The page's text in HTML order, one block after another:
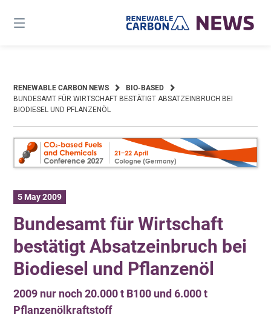
content
RENEWABLE CARBON NEWS
BIO-BASED
BUNDESAMT FÜR WIRTSCHAFT BESTÄTIGT ABSATZEINBRUCH BEI
BIODIESEL UND PFLANZENÖL
5 May 2009
Bundesamt für Wirtschaft
bestätigt Absatzeinbruch bei
Biodiesel und Pflanzenöl
2009 nur noch 20.000 t B100 und 6.000 t
Pflanzenölkraftstoff